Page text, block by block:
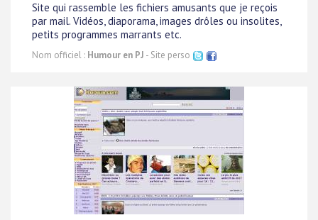
Site qui rassemble les fichiers amusants que je reçois
par mail. Vidéos, diaporama, images drôles ou insolites,
petits programmes marrants etc.
Nom officiel : Humour en PJ - Site perso